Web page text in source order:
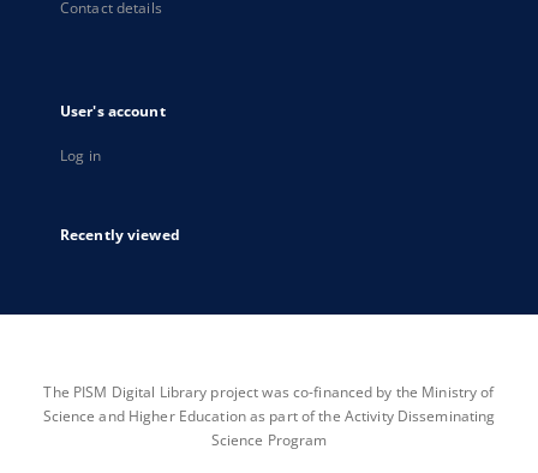
Contact details
User's account
Log in
Recently viewed
The PISM Digital Library project was co-financed by the Ministry of
Science and Higher Education as part of the Activity Disseminating
Science Program